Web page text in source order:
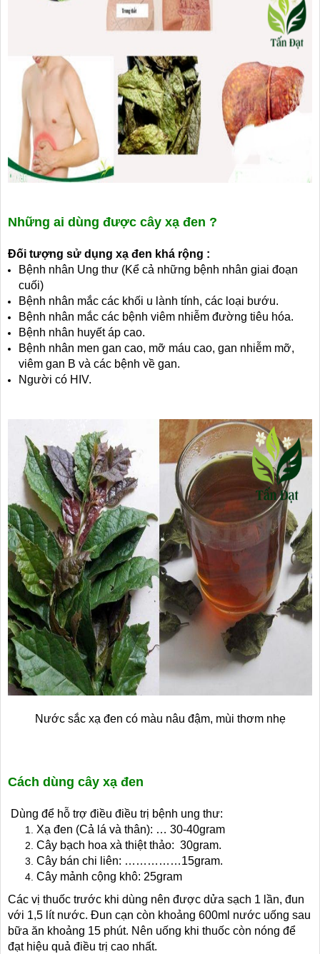
Những ai dùng được cây xạ đen ?
Đối tượng sử dụng xạ đen khá rộng :
Bệnh nhân Ung thư (Kể cả những bệnh nhân giai đoạn
cuối)
Bệnh nhân mắc các khối u lành tính, các loại bướu.
Bệnh nhân mắc các bệnh viêm nhiễm đường tiêu hóa.
Bệnh nhân huyết áp cao.
Bệnh nhân men gan cao, mỡ máu cao, gan nhiễm mỡ,
viêm gan B và các bệnh về gan.
Người có HIV.
Nước sắc xạ đen có màu nâu đậm, mùi thơm nhẹ
Cách dùng cây xạ đen
Dùng để hỗ trợ điều điều trị bệnh ung thư:
Xạ đen (Cả lá và thân): … 30-40gram
Cây bạch hoa xà thiệt thảo: 30gram.
Cây bán chi liên: ……………15gram.
Cây mảnh cộng khô: 25gram
Các vị thuốc trước khi dùng nên được dửa sạch 1 lần, đun
với 1,5 lít nước. Đun cạn còn khoảng 600ml nước uống sau
bữa ăn khoảng 15 phút. Nên uống khi thuốc còn nóng để
đạt hiệu quả điều trị cao nhất.